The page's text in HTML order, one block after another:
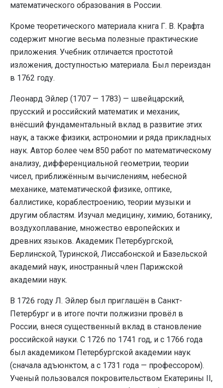
математического образования в России.
Кроме теоретического материала книга Г. В. Крафта
содержит многие весьма полезные практические
приложения. Учебник отличается простотой
изложения, доступностью материала. Был переиздан
в 1762 году.
Леонард Эйлер (1707 — 1783) — швейцарский,
прусский и российский математик и механик,
внёсший фундаментальный вклад в развитие этих
наук, а также физики, астрономии и ряда прикладных
наук. Автор более чем 850 работ по математическому
анализу, дифференциальной геометрии, теории
чисел, приближённым вычислениям, небесной
механике, математической физике, оптике,
баллистике, кораблестроению, теории музыки и
другим областям. Изучал медицину, химию, ботанику,
воздухоплавание, множество европейских и
древних языков. Академик Петербургской,
Берлинской, Туринской, Лиссабонской и Базельской
академий наук, иностранный член Парижской
академии наук.
В 1726 году Л. Эйлер был приглашён в Санкт-
Петербург и в итоге почти полжизни провёл в
России, внеся существенный вклад в становление
российской науки. С 1726 по 1741 год, и с 1766 года
был академиком Петербургской академии наук
(сначала адъюнктом, а с 1731 года — профессором).
Ученый пользовался покровительством Екатерины II,